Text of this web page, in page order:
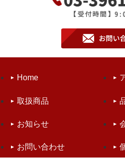
Home
取扱商品
お知らせ
お問い合わせ